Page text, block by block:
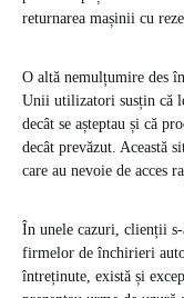
returnarea mașinii cu
O altă nemulțumire des
Unii utilizatori susțin că
decât se așteptau și că
decât prevăzut. Această
care au nevoie de acces
În unele cazuri, clienții s-
firmelor de închirieri
întreținute, există și